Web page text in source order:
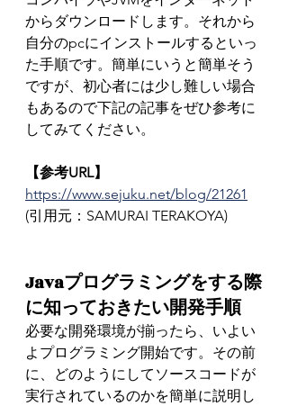
からダウンロードします。それから
自分のpcにインストールするといっ
た手順です。簡単にいうと簡単そう
ですが、初心者には少し難しい場合
もあるので下記の記事をぜひ参考に
してみてください。
【参考URL】
https://www.sejuku.net/blog/21261
(引用元：SAMURAI TERAKOYA)
Javaプログラミングをする際
に知っておきたい開発手順
必要な開発環境が揃ったら、いよい
よプログラミング開始です。その前
に、どのようにしてソースコードが
実行されているのかを簡単に説明し